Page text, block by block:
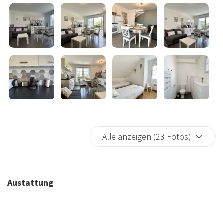
Alle anzeigen (23 Fotos)
Austattung